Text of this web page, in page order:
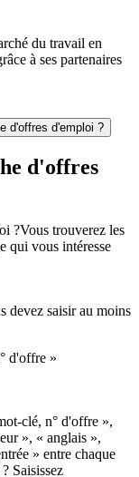
du travail en
à ses partenaires
d'offres d'emploi ?
d'offres
?Vous trouverez les
qui vous intéresse
devez saisir au moins
d'offre »
clé, n° d'offre »,
», « anglais »,
» entre chaque
Saisissez